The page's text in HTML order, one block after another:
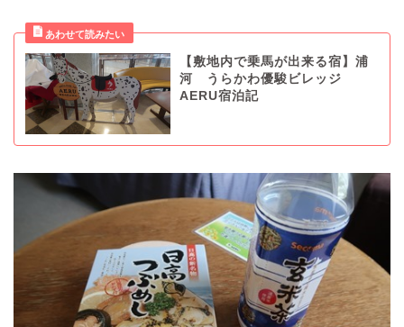
【敷地内で乗馬が出来る宿】浦
河 うらかわ優駿ビレッジ
AERU宿泊記